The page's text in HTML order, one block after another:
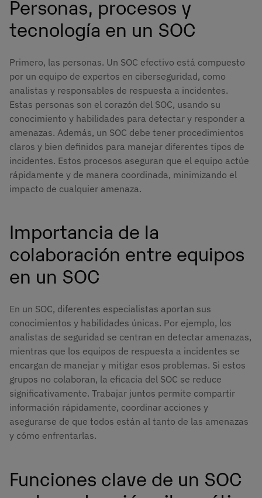
Personas, procesos y
tecnología en un SOC
Primero, las personas. Un SOC efectivo está compuesto
por un equipo de expertos en ciberseguridad, como
analistas y responsables de respuesta a incidentes.
Estas personas son el corazón del SOC, usando su
conocimiento y habilidades para detectar y responder a
amenazas. Además, un SOC debe tener procedimientos
claros y bien definidos para manejar diferentes tipos de
incidentes. Estos procesos aseguran que el equipo actúe
rápidamente y de manera coordinada, minimizando el
impacto de cualquier amenaza.
Importancia de la
colaboración entre equipos
en un SOC
En un SOC, diferentes especialistas aportan sus
conocimientos y habilidades únicas. Por ejemplo, los
analistas de seguridad se centran en detectar amenazas,
mientras que los equipos de respuesta a incidentes se
encargan de manejar y mitigar esos problemas. Si estos
grupos no colaboran, la eficacia del SOC se reduce
significativamente. Trabajar juntos permite compartir
información rápidamente, coordinar acciones y
asegurarse de que todos están al tanto de las amenazas
y cómo enfrentarlas.
Funciones clave de un SOC